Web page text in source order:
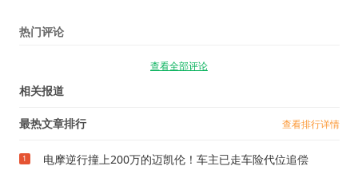
热门评论
查看全部评论
相关报道
最热文章排行 查看排行详情
1 电摩逆行撞上200万的迈凯伦！车主已走车险代位追偿